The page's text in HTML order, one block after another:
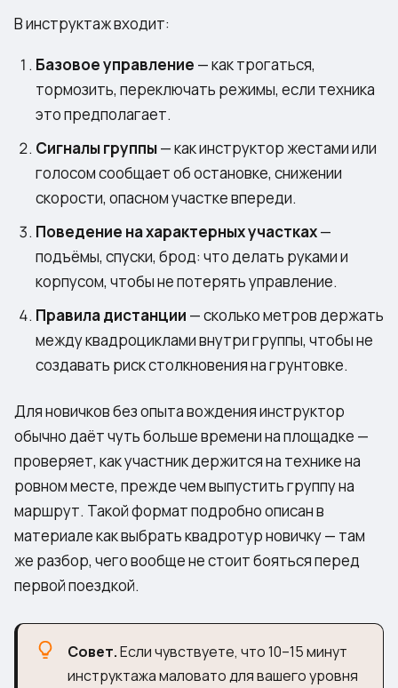
В инструктаж входит:
Базовое управление — как трогаться,
тормозить, переключать режимы, если техника
это предполагает.
Сигналы группы— как инструктор жестами или
голосом сообщает об остановке, снижении
скорости, опасном участке впереди.
Поведение на характерных участках—
подъёмы, спуски, брод: что делать руками и
корпусом, чтобы не потерять управление.
Правила дистанции — сколько метров держать
между квадроциклами внутри группы, чтобы не
создавать риск столкновения на грунтовке.
Для новичков без опыта вождения инструктор
обычно даёт чуть больше времени на площадке —
проверяет, как участник держится на технике на
ровном месте, прежде чем выпустить группу на
маршрут. Такой формат подробно описан в
материалекак выбрать квадротур новичку— там
же разбор, чего вообще не стоит бояться перед
первой поездкой.
Совет.Если чувствуете, что 10–15 минут
инструктажа маловато для вашего уровня